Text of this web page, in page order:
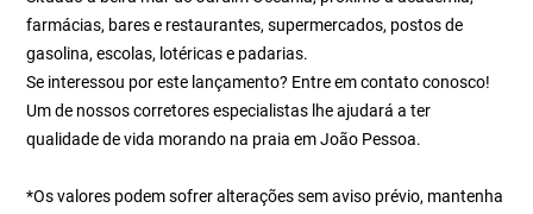
farmácias, bares e restaurantes, supermercados, postos de
gasolina, escolas, lotéricas e padarias.
Se interessou por este lançamento? Entre em contato conosco!
Um de nossos corretores especialistas lhe ajudará a ter
qualidade de vida morando na praia em João Pessoa.
*Os valores podem sofrer alterações sem aviso prévio, mantenha